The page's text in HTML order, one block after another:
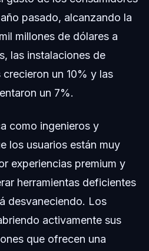
pasado, alcanzando la
millones de dólares a
las instalaciones de
un 10% y las
un 7%.
como ingenieros y
los usuarios están muy
experiencias premium y
herramientas deficientes
desvaneciendo. Los
activamente sus
que ofrecen una